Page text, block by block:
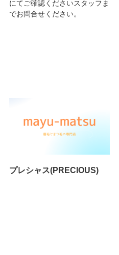
にてご確認くださいスタッフま
でお問合せください。
プレシャス(PRECIOUS)